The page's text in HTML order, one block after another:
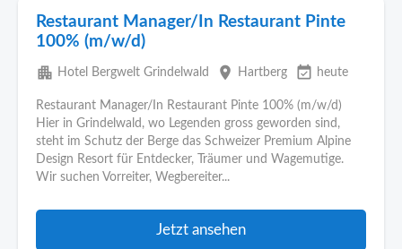
Restaurant Manager/In Restaurant Pinte
100% (m/w/d)
apartment Hotel Bergwelt Grindelwald place Hartberg event_available heute
Restaurant Manager/In Restaurant Pinte 100% (m/w/d)
Hier in Grindelwald, wo Legenden gross geworden sind,
steht im Schutz der Berge das Schweizer Premium Alpine
Design Resort für Entdecker, Träumer und Wagemutige.
Wir suchen Vorreiter, Wegbereiter...
Jetzt ansehen